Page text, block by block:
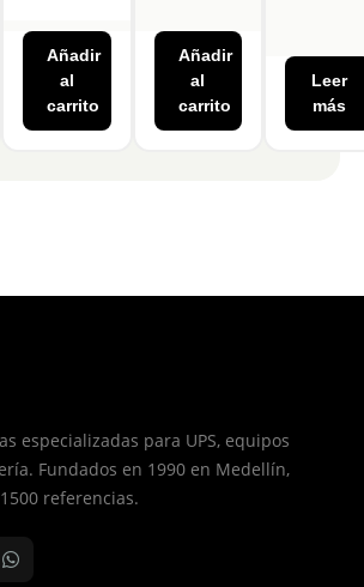
Añadir
al
carrito
Añadir
al
carrito
Leer
más
especializadas para UPS, equipos
Fundados en 1990 en Medellín,
referencias.